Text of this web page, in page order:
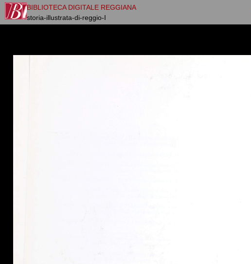
BIBLIOTECA DIGITALE REGGIANA
storia-illustrata-di-reggio-I